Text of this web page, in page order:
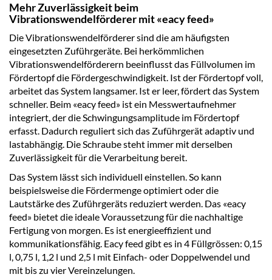
Mehr Zuverlässigkeit beim
Vibrationswendelförderer mit «eacy feed»
Die Vibrationswendelförderer sind die am häufigsten
eingesetzten Zuführgeräte. Bei herkömmlichen
Vibrationswendelförderern beeinflusst das Füllvolumen im
Fördertopf die Fördergeschwindigkeit. Ist der Fördertopf voll,
arbeitet das System langsamer. Ist er leer, fördert das System
schneller. Beim «eacy feed» ist ein Messwertaufnehmer
integriert, der die Schwingungsamplitude im Fördertopf
erfasst. Dadurch reguliert sich das Zuführgerät adaptiv und
lastabhängig. Die Schraube steht immer mit derselben
Zuverlässigkeit für die Verarbeitung bereit.
Das System lässt sich individuell einstellen. So kann
beispielsweise die Fördermenge optimiert oder die
Lautstärke des Zuführgeräts reduziert werden. Das «eacy
feed» bietet die ideale Voraussetzung für die nachhaltige
Fertigung von morgen. Es ist energieeffizient und
kommunikationsfähig. Eacy feed gibt es in 4 Füllgrössen: 0,15
l, 0,75 l, 1,2 l und 2,5 l mit Einfach- oder Doppelwendel und
mit bis zu vier Vereinzelungen.